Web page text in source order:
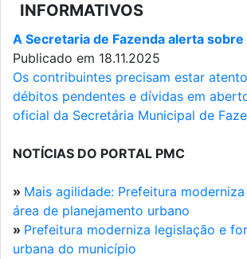
INFORMATIVOS
A Secretaria de Fazenda alerta sobre
Publicado em 18.11.2025
Os contribuintes precisam estar
débitos pendentes e dívidas em
oficial da Secretária Municipal de
NOTÍCIAS DO PORTAL PMC
» Mais agilidade: Prefeitura
área de planejamento urbano
» Prefeitura moderniza legislação e
urbana do município